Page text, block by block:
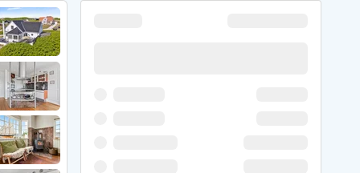
Weihnachten
Silvester